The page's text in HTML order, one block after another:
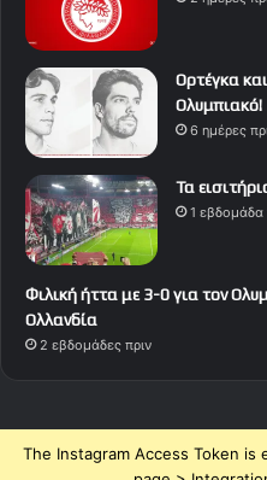
Ορτέγκα
Ολυμπιακό!
6 ημέρες
Τα
1 εβδομάδα
Φιλική ήττα με 3-0 για τον
Ολλανδία
2 εβδομάδες πριν
The Instagram Access Token